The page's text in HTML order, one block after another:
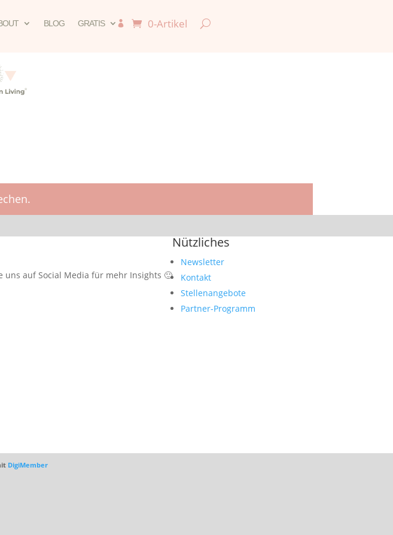
BLOG GRATIS  0-Artikel
uns auf Social Media für mehr Insights 🙂
Nützliches
Newsletter
Kontakt
Stellenangebote
Partner-Programm
DigiMember